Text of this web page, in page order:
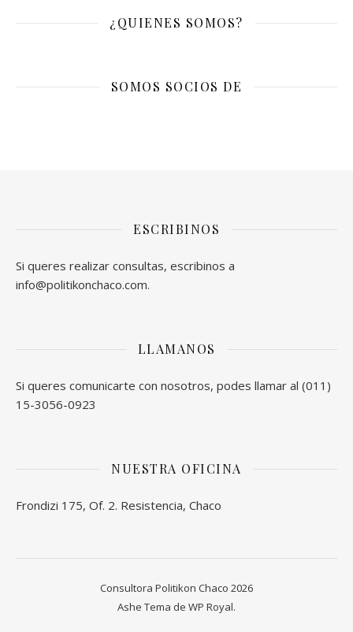
¿QUIENES SOMOS?
SOMOS SOCIOS DE
ESCRIBINOS
Si queres realizar consultas, escribinos a
info@politikonchaco.com.
LLAMANOS
Si queres comunicarte con nosotros, podes llamar al (011)
15-3056-0923
NUESTRA OFICINA
Frondizi 175, Of. 2. Resistencia, Chaco
Consultora Politikon Chaco 2026
Ashe Tema de WP Royal.